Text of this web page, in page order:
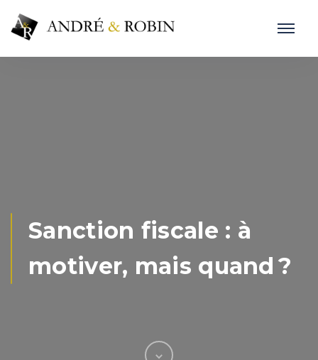
Sanction fiscale : à
motiver, mais quand ?